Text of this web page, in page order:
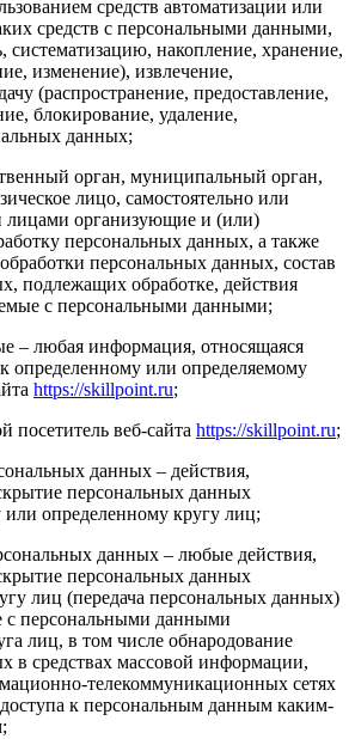
средств автоматизации или
средств с персональными данными,
систематизацию, накопление, хранение,
изменение), извлечение,
(распространение, предоставление,
блокирование, удаление,
данных;
орган, муниципальный орган,
лицо, самостоятельно или
лицами организующие и (или)
персональных данных, а также
персональных данных, состав
подлежащих обработке, действия
с персональными данными;
– любая информация, относящаяся
определенному или определяемому
https://skillpoint.ru;
посетитель веб-сайта https://skillpoint.ru;
данных – действия,
персональных данных
определенному кругу лиц;
данных – любые действия,
персональных данных
лиц (передача персональных данных)
с персональными данными
лиц, в том числе обнародование
в средствах массовой информации,
телекоммуникационных сетях
к персональным данным каким-